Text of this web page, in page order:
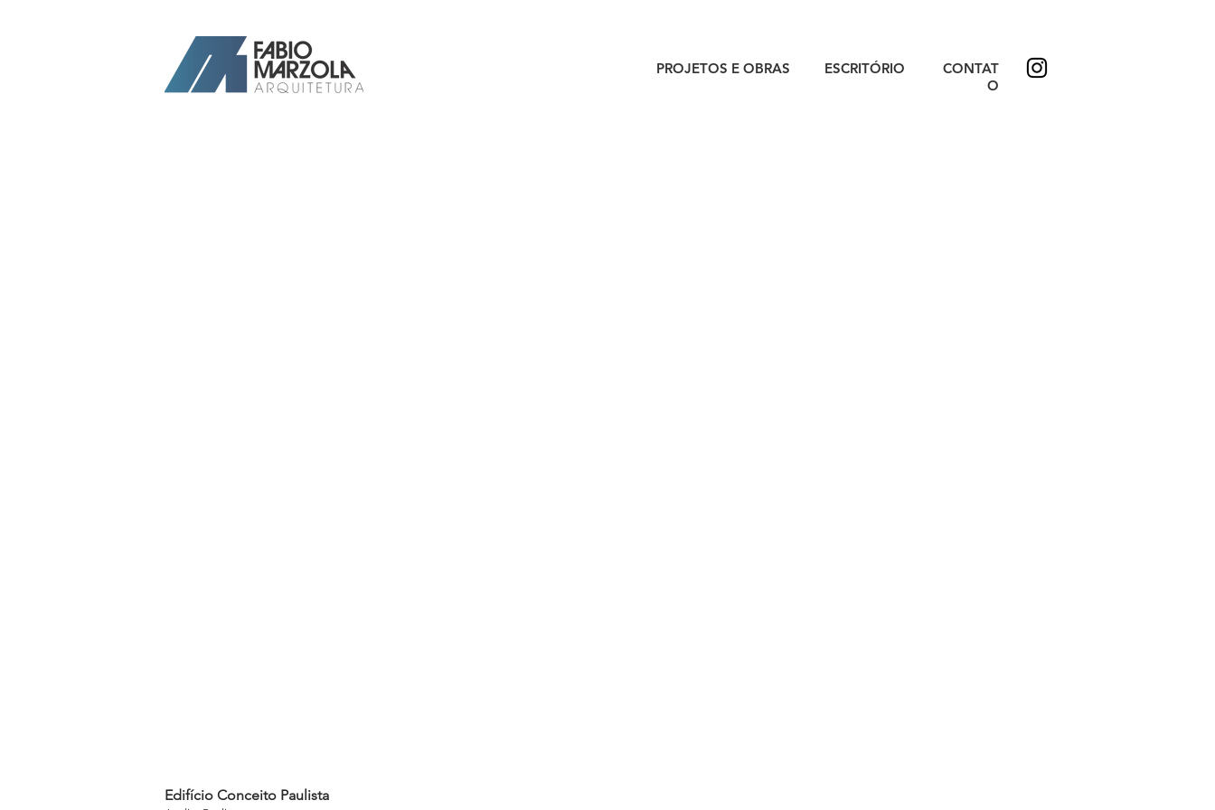
Edifício Conceito Paulista
CONTAT
O
ESCRITÓRIO
PROJETOS E OBRAS